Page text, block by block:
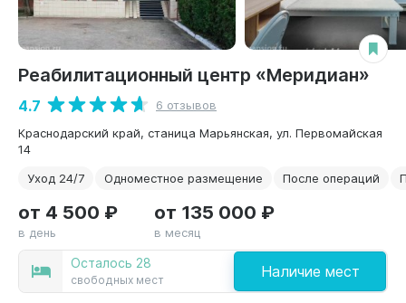
Реабилитационный центр «Меридиан»
4.7
6 отзывов
Краснодарский край, станица Марьянская, ул. Первомайская
14
Уход 24/7
Одноместное размещение После операций
Осталось 28
свободных мест Наличие мест
от 4 500 ₽
в день
от 135 000 ₽
в месяц